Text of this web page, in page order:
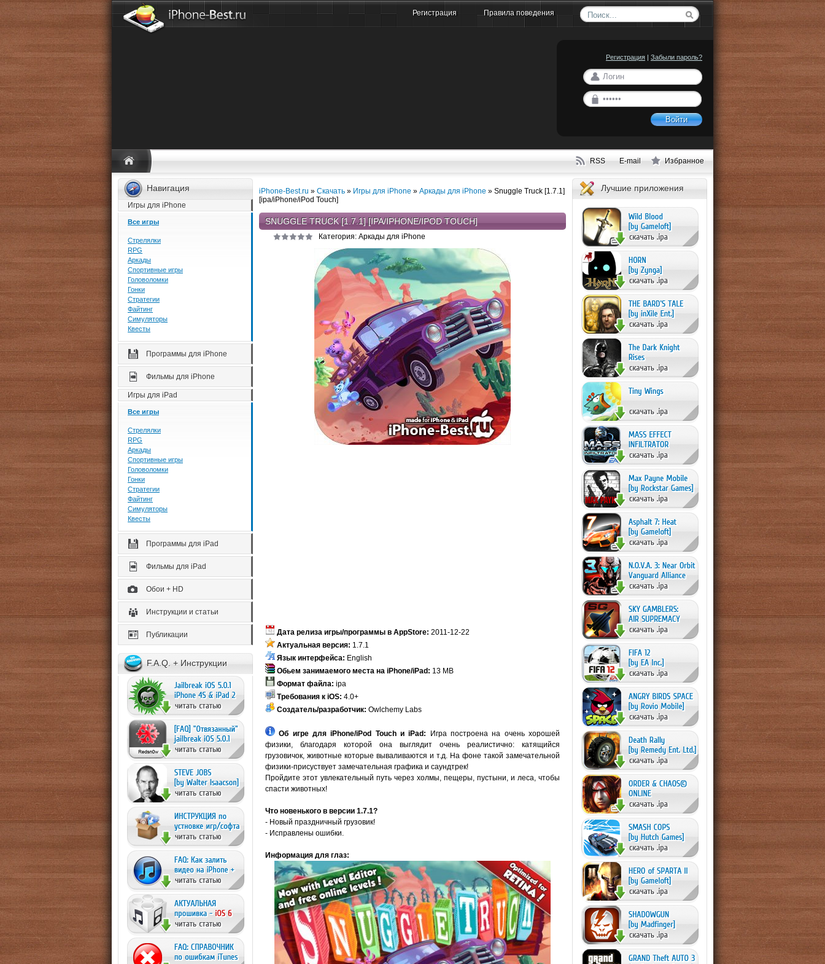
Регистрация Правила поведения
Регистрация | Забыли пароль?
Войти
RSS E-mail Избранное
Навигация
Игры для iPhone
Все игры
Стрелялки
RPG
Аркады
Спортивные игры
Головоломки
Гонки
Стратегии
Файтинг
Симуляторы
Квесты
Программы для iPhone
Фильмы для iPhone
Игры для iPad
Все игры
Стрелялки
RPG
Аркады
Спортивные игры
Головоломки
Гонки
Стратегии
Файтинг
Симуляторы
Квесты
Программы для iPad
Фильмы для iPad
Обои + HD
Инструкции и статьи
Публикации
F.A.Q. + Инструкции
iPhone-Best.ru » Скачать » Игры для iPhone » Аркады для iPhone » Snuggle Truck [1.7.1]
[ipa/iPhone/iPod Touch]
SNUGGLE TRUCK [1.7.1] [IPA/IPHONE/IPOD TOUCH]
Категория: Аркады для iPhone
Дата релиза игры/программы в AppStore: 2011-12-22
Актуальная версия: 1.7.1
Язык интерфейса: English
Обьем занимаемого места на iPhone/iPad: 13 MB
Формат файла: ipa
Требования к iOS: 4.0+
Создатель/разработчик: Owlchemy Labs
Об игре для iPhone/iPod Touch и iPad:
Игра построена на очень хорошей
физики, благодаря которой она выглядит очень реалистично: катящийся
грузовичок, животные которые вываливаются и т.д. На фоне такой замечательной
физики-присуствует замечательная графика и саундтрек!
Пройдите этот увлекательный путь через холмы, пещеры, пустыни, и леса, чтобы
спасти животных!
Что новенького в версии 1.7.1?
- Новый праздничный грузовик!
- Исправлены ошибки.
Информация для глаз:
Лучшие приложения